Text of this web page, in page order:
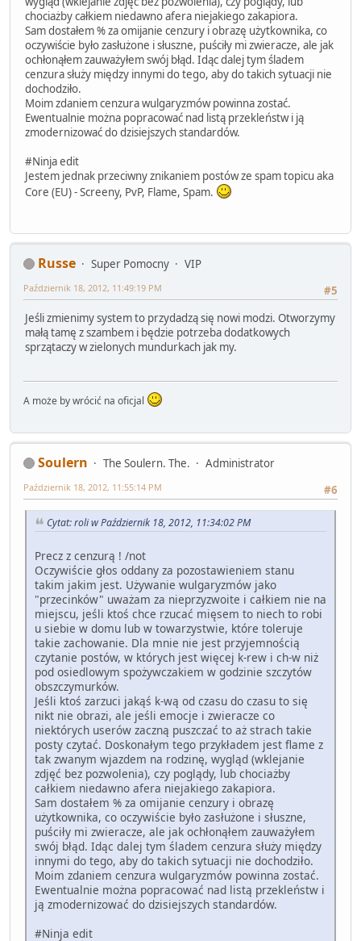
chociażby całkiem niedawno afera niejakiego zakapiora.
Sam dostałem % za omijanie cenzury i obrazę użytkownika, co
oczywiście było zasłużone i słuszne, puściły mi zwieracze, ale jak
ochłonąłem zauważyłem swój błąd. Idąc dalej tym śladem
cenzura służy między innymi do tego, aby do takich sytuacji nie
dochodziło.
Moim zdaniem cenzura wulgaryzmów powinna zostać.
Ewentualnie można popracować nad listą przekleństw i ją
zmodernizować do dzisiejszych standardów.
#Ninja edit
Jestem jednak przeciwny znikaniem postów ze spam topicu aka
Core (EU) - Screeny, PvP, Flame, Spam.
Russe Super Pomocny
VIP
#5
Październik 18, 2012, 11:49:19 PM
Jeśli zmienimy system to przydadzą się nowi modzi. Otworzymy
małą tamę z szambem i będzie potrzeba dodatkowych
sprzątaczy w zielonych mundurkach jak my.
A może by wrócić na oficjal
Soulern The Soulern. The.
Administrator
#6
Październik 18, 2012, 11:55:14 PM
Cytat: roli w Październik 18, 2012, 11:34:02 PM
Precz z cenzurą ! /not
Oczywiście głos oddany za pozostawieniem stanu
takim jakim jest. Używanie wulgaryzmów jako
"przecinków" uważam za nieprzyzwoite i całkiem nie na
miejscu, jeśli ktoś chce rzucać mięsem to niech to robi
u siebie w domu lub w towarzystwie, które toleruje
takie zachowanie. Dla mnie nie jest przyjemnością
czytanie postów, w których jest więcej k-rew i ch-w niż
pod osiedlowym spożywczakiem w godzinie szczytów
obszczymurków.
Jeśli ktoś zarzuci jakąś k-wą od czasu do czasu to się
nikt nie obrazi, ale jeśli emocje i zwieracze co
niektórych userów zaczną puszczać to aż strach takie
posty czytać. Doskonałym tego przykładem jest flame z
tak zwanym wjazdem na rodzinę, wygląd (wklejanie
zdjęć bez pozwolenia), czy poglądy, lub chociażby
całkiem niedawno afera niejakiego zakapiora.
Sam dostałem % za omijanie cenzury i obrazę
użytkownika, co oczywiście było zasłużone i słuszne,
puściły mi zwieracze, ale jak ochłonąłem zauważyłem
swój błąd. Idąc dalej tym śladem cenzura służy między
innymi do tego, aby do takich sytuacji nie dochodziło.
Moim zdaniem cenzura wulgaryzmów powinna zostać.
Ewentualnie można popracować nad listą przekleństw i
ją zmodernizować do dzisiejszych standardów.
#Ninja edit